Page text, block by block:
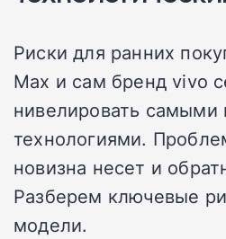
Риски для ранних
Max и сам бренд vivo
нивелировать
технологиями.
новизна несет и
Разберем ключевые
модели.